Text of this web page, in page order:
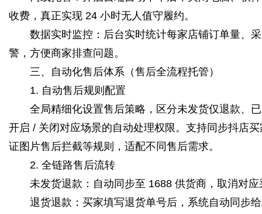
收费，真正实现 24 小时无人值守履约。
数据实时监控：后台实时统计每家店铺订单量、采
警，方便商家排查问题。
三、自动化售后体系（售后全流程托管）
1. 自动售后规则配置
全局精细化设置售后策略，区分未发货仅退款、已
开启 / 关闭对应场景的自动处理权限。支持同步抖店
证图片售后拦截等规则，适配不同售后需求。
2. 全链路售后流转
未发货退款：自动同步至 1688 供货商，取消对应
退货退款：买家填写退货单号后，系统自动同步给